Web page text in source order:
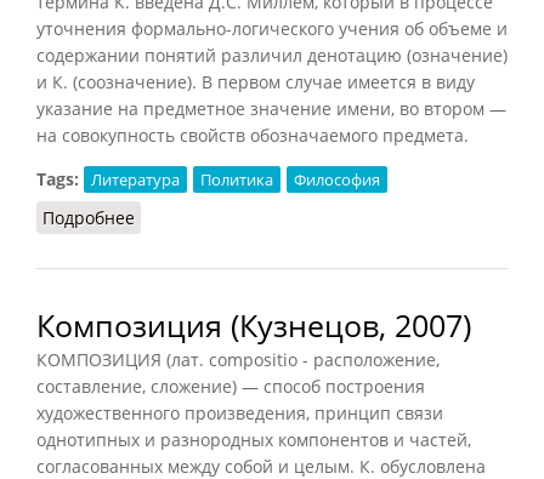
уточнения формально-логического учения об объеме и
содержании понятий различил денотацию (означение)
и К. (соозначение). В первом случае имеется в виду
указание на предметное значение имени, во втором —
на совокупность свойств обозначаемого предмета.
Tags:
Литература Политика Философия
Подробнее
Композиция (Кузнецов, 2007)
КОМПОЗИЦИЯ (лат. compositio - расположение,
составление, сложение) — способ построения
художественного произведения, принцип связи
однотипных и разнородных компонентов и частей,
согласованных между собой и целым. К. обусловлена